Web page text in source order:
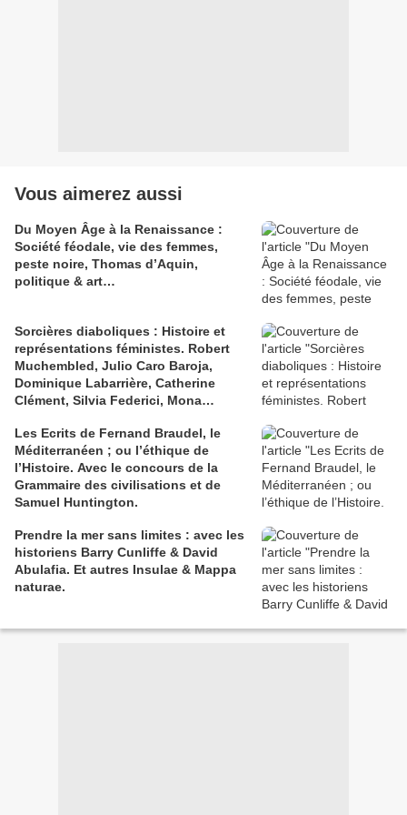
Vous aimerez aussi
Du Moyen Âge à la Renaissance :
Société féodale, vie des femmes,
peste noire, Thomas d’Aquin,
politique & art…
Sorcières diaboliques : Histoire et
représentations féministes. Robert
Muchembled, Julio Caro Baroja,
Dominique Labarrière, Catherine
Clément, Silvia Federici, Mona
Venko Andonovski.
Les Ecrits de Fernand Braudel, le
Méditerranéen ; ou l’éthique de
l’Histoire. Avec le concours de la
Grammaire des civilisations et de
Samuel Huntington.
Prendre la mer sans limites : avec les
historiens Barry Cunliffe & David
Abulafia. Et autres Insulae & Mappa
naturae.